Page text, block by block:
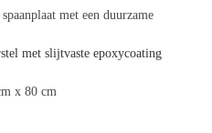
110 cm, ideaal voor staand
uit meerdere bladkleuren en
voor kantines, vergaderruimtes,
met een duurzame
met slijtvaste epoxycoating
x 80 cm